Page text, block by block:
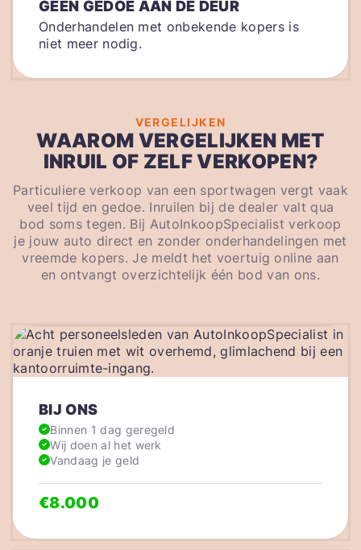
GEEN GEDOE AAN DE DEUR
Onderhandelen met onbekende kopers is
niet meer nodig.
VERGELIJKEN
WAAROM VERGELIJKEN MET
INRUIL OF ZELF VERKOPEN?
Particuliere verkoop van een sportwagen vergt vaak
veel tijd en gedoe. Inruilen bij de dealer valt qua
bod soms tegen. Bij AutoInkoopSpecialist verkoop
je jouw auto direct en zonder onderhandelingen met
vreemde kopers. Je meldt het voertuig online aan
en ontvangt overzichtelijk één bod van ons.
BIJ ONS
Binnen 1 dag geregeld
Wij doen al het werk
Vandaag je geld
€8.000